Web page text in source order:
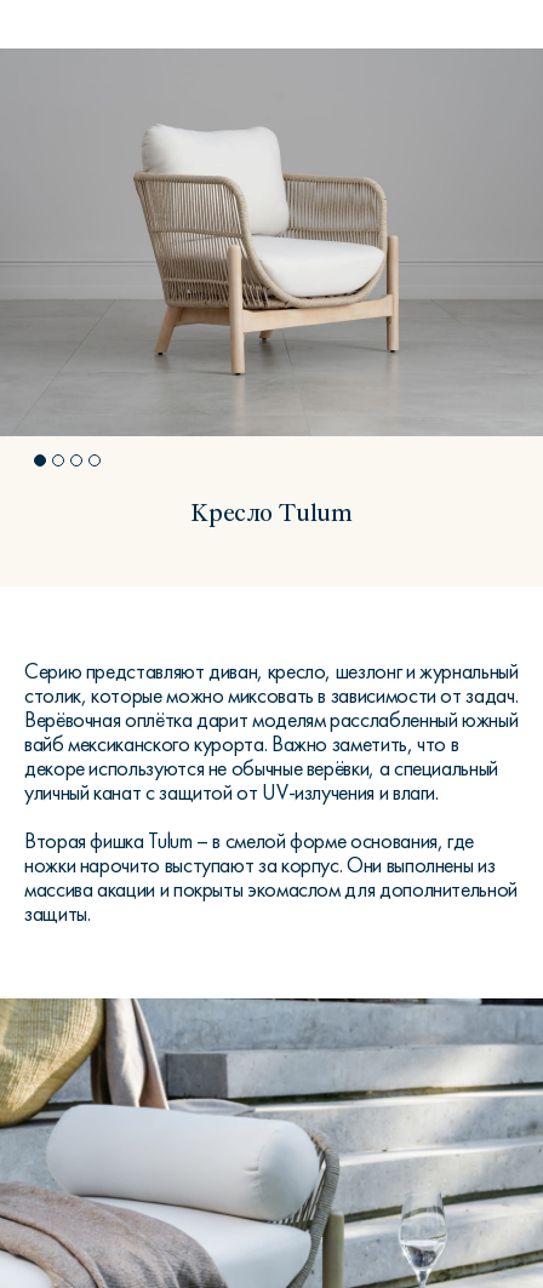
Кресло Tulum
Серию представляют диван, кресло, шезлонг и журнальный
столик, которые можно миксовать в зависимости от задач.
Верёвочная оплётка дарит моделям расслабленный южный
вайб мексиканского курорта. Важно заметить, что в
декоре используются не обычные верёвки, а специальный
уличный канат с защитой от UV-излучения и влаги.
Вторая фишка Tulum – в смелой форме основания, где
ножки нарочито выступают за корпус. Они выполнены из
массива акации и покрыты экомаслом для дополнительной
защиты.